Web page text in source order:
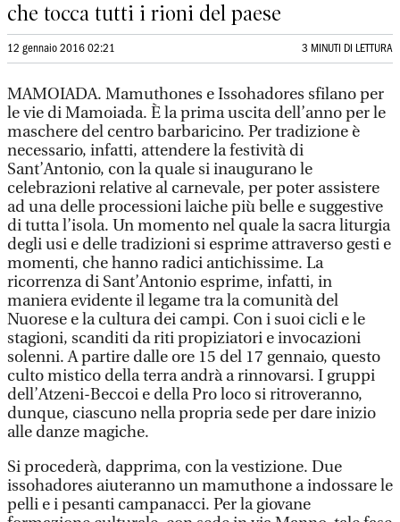
che tocca tutti i rioni del paese
12 gennaio 2016 02:21 3 MINUTI DI LETTURA
MAMOIADA. Mamuthones e Issohadores sfilano per
le vie di Mamoiada. È la prima uscita dell’anno per le
maschere del centro barbaricino. Per tradizione è
necessario, infatti, attendere la festività di
Sant’Antonio, con la quale si inaugurano le
celebrazioni relative al carnevale, per poter assistere
ad una delle processioni laiche più belle e suggestive
di tutta l’isola. Un momento nel quale la sacra liturgia
degli usi e delle tradizioni si esprime attraverso gesti e
momenti, che hanno radici antichissime. La
ricorrenza di Sant’Antonio esprime, infatti, in
maniera evidente il legame tra la comunità del
Nuorese e la cultura dei campi. Con i suoi cicli e le
stagioni, scanditi da riti propiziatori e invocazioni
solenni. A partire dalle ore 15 del 17 gennaio, questo
culto mistico della terra andrà a rinnovarsi. I gruppi
dell’Atzeni-Beccoi e della Pro loco si ritroveranno,
dunque, ciascuno nella propria sede per dare inizio
alle danze magiche.
Si procederà, dapprima, con la vestizione. Due
issohadores aiuteranno un mamuthone a indossare le
pelli e i pesanti campanacci. Per la giovane